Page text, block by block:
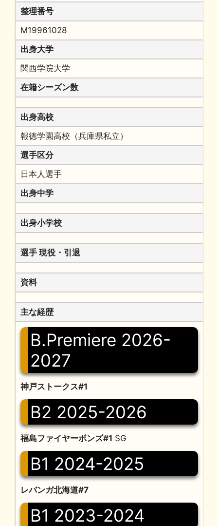
整理番号
M19961028
出身大学
関西学院大学
在籍シーズン数
出身高校
報徳学園高校（兵庫県私立）
選手区分
日本人選手
出身中学
出身小学校
選手 現役・引退
資料
主な経歴
B.Premiere 2026-
2027
神戸ストークス#1
B2 2025-2026
福島ファイヤーボンズ#1 SG
B1 2024-2025
レバンガ北海道#7
B1 2023-2024